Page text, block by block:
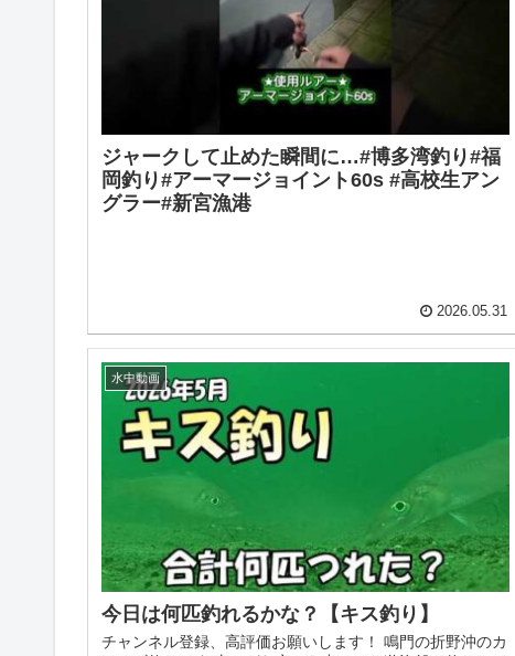
ジャークして止めた瞬間に…#博多湾釣り#福
岡釣り#アーマージョイント60s #高校生アン
グラー#新宮漁港
2026.05.31
水中動画
今日は何匹釣れるかな？【キス釣り】
チャンネル登録、高評価お願いします！ 鳴門の折野沖のカ